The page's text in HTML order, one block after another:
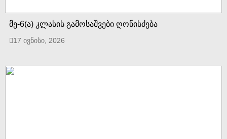
მე-6(ა) კლასის გამოსაშვები ღონისძება
17 ივნისი, 2026